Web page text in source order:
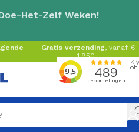
Het-Zelf Weken!
Gratis verzending, vanaf €
1.950,-
Kooltherm / Resol